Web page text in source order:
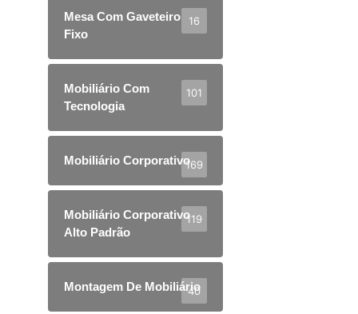
Mesa Com Gaveteiro
Fixo
16
Mobiliário Com
Tecnologia
101
Mobiliário Corporativo169
Mobiliário Corporativo
Alto Padrão
119
Montagem De Mobiliário
40